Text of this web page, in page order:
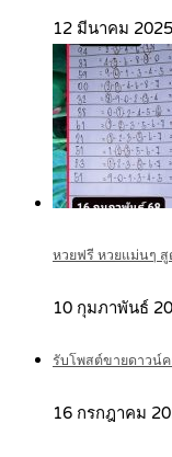
12 มีนาคม 2025
หวยฟรี หวยแม่นๆ
10 กุมภาพันธ์
รับโพสต์ขายดาวน์
16 กรกฎาคม